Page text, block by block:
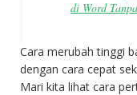
di Word
Cara merubah tinggi
dengan cara cepat
Mari kita lihat cara